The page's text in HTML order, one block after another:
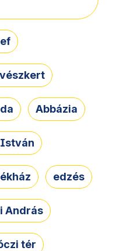
Abbázia
István
edzés
András
tér